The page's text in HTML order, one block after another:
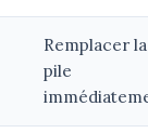
Remplacer la
pile